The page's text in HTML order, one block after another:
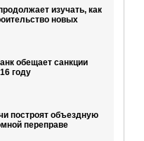
изучать, как
новых
обещает санкции
году
построят объездную
переправе